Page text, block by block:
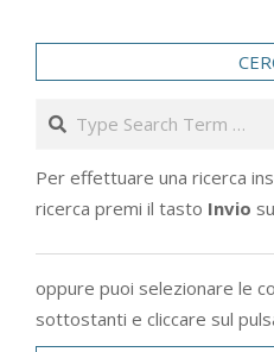
Search
Per effettuare una ricerca
ricerca premi il tasto Invio
oppure puoi selezionare le
sottostanti e cliccare sul